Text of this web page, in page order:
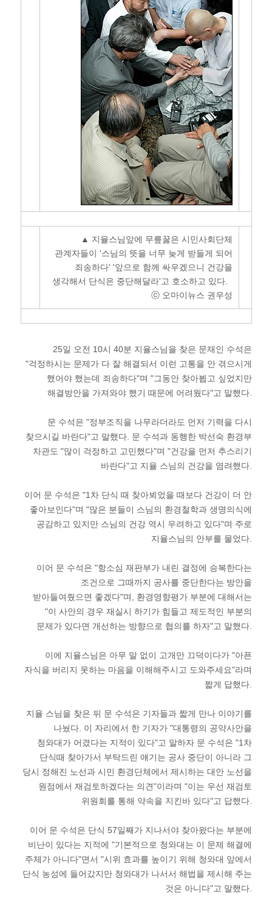
▲ 지율스님앞에 무릎꿇은 시민사회단체
관계자들이 '스님의 뜻을 너무 늦게 받들게 되어
죄송하다' '앞으로 함께 싸우겠으니 건강을
생각해서 단식은 중단해달라'고 호소하고 있다.
ⓒ 오마이뉴스 권우성
25일 오전 10시 40분 지율스님을 찾은 문재인 수석은
"걱정하시는 문제가 다 잘 해결되서 이런 고통을 안 겪으시게
했어야 했는데 죄송하다"며 "그동안 찾아뵙고 싶었지만
해결방안을 가져와야 했기 때문에 어려웠다"고 말했다.
문 수석은 "정부조직을 나무라더라도 먼저 기력을 다시
찾으시길 바란다"고 말했다. 문 수석과 동행한 박선숙 환경부
차관도 "많이 걱정하고 고민했다"며 "건강을 먼저 추스리기
바란다"고 지율 스님의 건강을 염려했다.
이어 문 수석은 "1차 단식 때 찾아뵈었을 때보다 건강이 더 안
좋아보인다"며 "많은 분들이 스님의 환경철학과 생명의식에
공감하고 있지만 스님의 건강 역시 우려하고 있다"며 주로
지율스님의 안부를 물었다.
이어 문 수석은 "항소심 재판부가 내린 결정에 승복한다는
조건으로 그때까지 공사를 중단한다는 방안을
받아들여줬으면 좋겠다"며, 환경영향평가 부분에 대해서는
"이 사안의 경우 재실시 하기가 힘들고 제도적인 부분의
문제가 있다면 개선하는 방향으로 협의를 하자"고 말했다.
이에 지율스님은 아무 말 없이 고개만 끄덕이다가 "아픈
자식을 버리지 못하는 마음을 이해해주시고 도와주세요"라며
짧게 답했다.
지율 스님을 찾은 뒤 문 수석은 기자들과 짧게 만나 이야기를
나눴다. 이 자리에서 한 기자가 "대통령의 공약사안을
청와대가 어겼다는 지적이 있다"고 말하자 문 수석은 "1차
단식때 찾아가서 부탁드린 얘기는 공사 중단이 아니라 그
당시 정해진 노선과 시민 환경단체에서 제시하는 대안 노선을
원점에서 재검토하겠다는 의견"이라며 "이는 우선 재검토
위원회를 통해 약속을 지킨바 있다"고 답했다.
이어 문 수석은 단식 57일째가 지나서야 찾아왔다는 부분에
비난이 있다는 지적에 "기본적으로 청와대는 이 문제 해결에
주체가 아니다"면서 "시위 효과를 높이기 위해 청와대 앞에서
단식 농성에 들어갔지만 청와대가 나서서 해법을 제시해 주는
것은 아니다"고 말했다.